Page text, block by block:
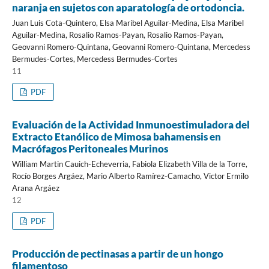
naranja en sujetos con aparatología de ortodoncia.
Juan Luis Cota-Quintero, Elsa Maribel Aguilar-Medina, Elsa Maribel
Aguilar-Medina, Rosalio Ramos-Payan, Rosalio Ramos-Payan,
Geovanni Romero-Quintana, Geovanni Romero-Quintana, Mercedess
Bermudes-Cortes, Mercedess Bermudes-Cortes
11
PDF
Evaluación de la Actividad Inmunoestimuladora del
Extracto Etanólico de Mimosa bahamensis en
Macrófagos Peritoneales Murinos
William Martin Cauich-Echeverria, Fabiola Elizabeth Villa de la Torre,
Rocío Borges Argáez, Mario Alberto Ramírez-Camacho, Victor Ermilo
Arana Argáez
12
PDF
Producción de pectinasas a partir de un hongo
filamentoso